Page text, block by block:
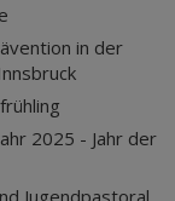
in der
2025 - Jahr der
Jugendpastoral